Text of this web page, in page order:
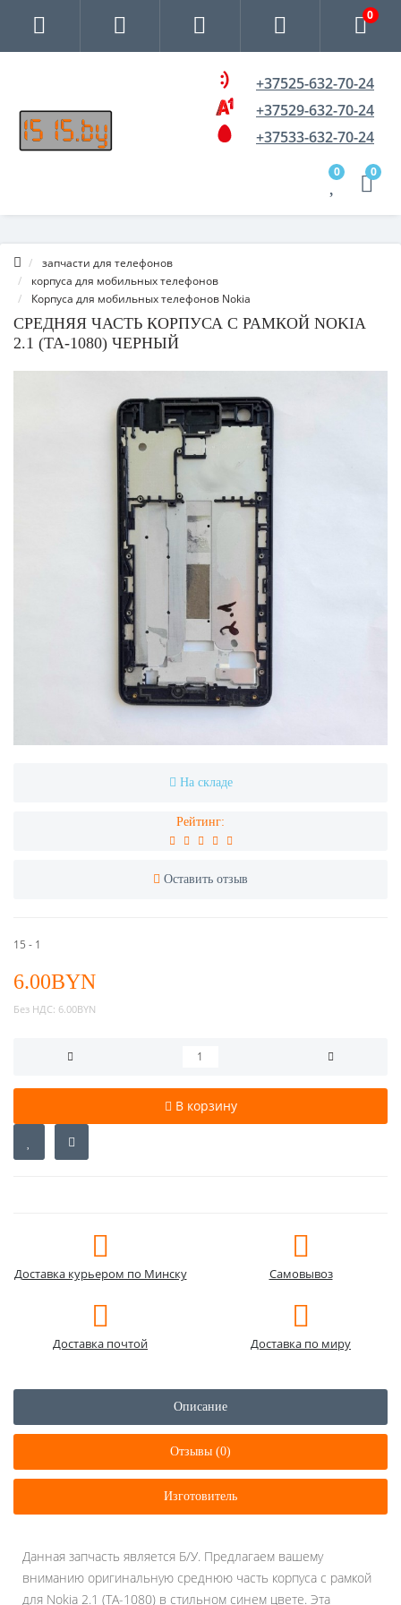
0
+37525-632-70-24
+37529-632-70-24
+37533-632-70-24
0 0
запчасти для телефонов
корпуса для мобильных телефонов
Корпуса для мобильных телефонов Nokia
СРЕДНЯЯ ЧАСТЬ КОРПУСА С РАМКОЙ NOKIA
2.1 (TA-1080) ЧЕРНЫЙ
На складе
Рейтинг:
Оставить отзыв
15 - 1
6.00BYN
Без НДС: 6.00BYN
В корзину
Доставка курьером по Минску Самовывоз
Доставка почтой Доставка по миру
Описание
Отзывы (0)
Изготовитель
Данная запчасть является Б/У. Предлагаем вашему
вниманию оригинальную среднюю часть корпуса с рамкой
для Nokia 2.1 (TA-1080) в стильном синем цвете. Эта